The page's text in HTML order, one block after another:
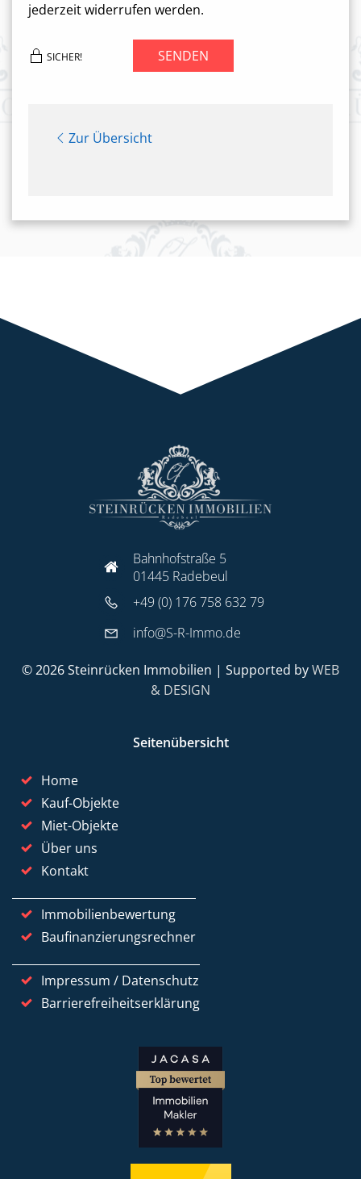
jederzeit widerrufen werden.
SICHER! SENDEN
Zur Übersicht
Bahnhofstraße 5
01445 Radebeul
+49 (0) 176 758 632 79
info@S-R-Immo.de
© 2026 Steinrücken Immobilien | Supported byWEB
& DESIGN
Seitenübersicht
Home
Kauf-Objekte
Miet-Objekte
Über uns
Kontakt
Immobilienbewertung
Baufinanzierungsrechner
Impressum / Datenschutz
Barrierefreiheitserklärung